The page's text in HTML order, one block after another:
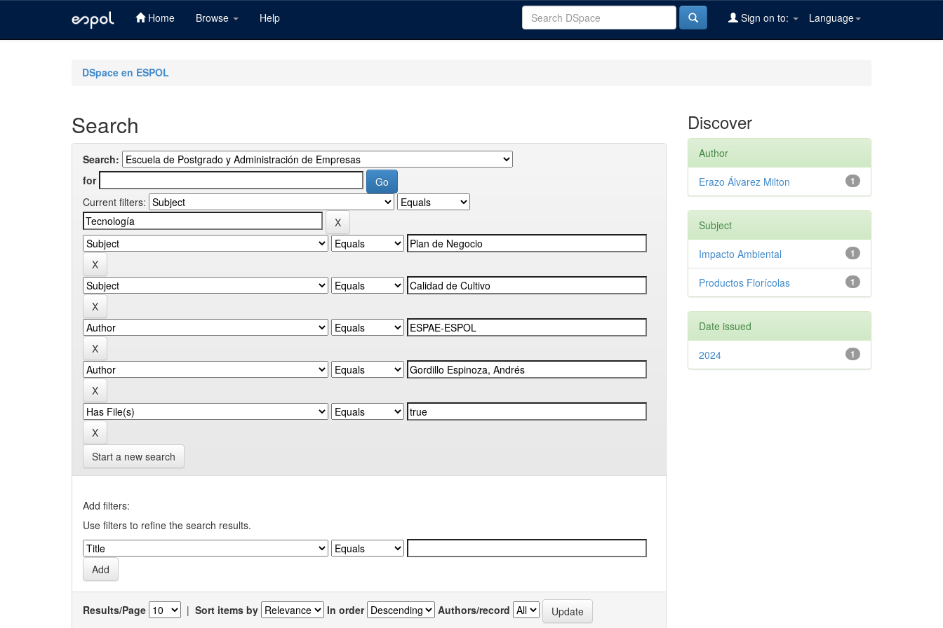
Home Browse Help Language
Sign on to:
DSpace en ESPOL
Search
Search:
for
Current filters:
Start a new search
Add filters:
Use filters to refine the search results.
Results/Page | Sort items by In order Authors/record
Discover
Author
1
Erazo Álvarez Milton
Subject
1
Impacto Ambiental
1
Productos Florícolas
Date issued
1
2024